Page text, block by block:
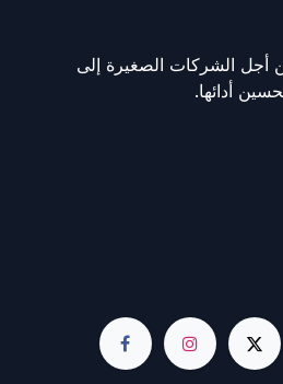
أجل الشركات الصغيرة إلى
أدائها.